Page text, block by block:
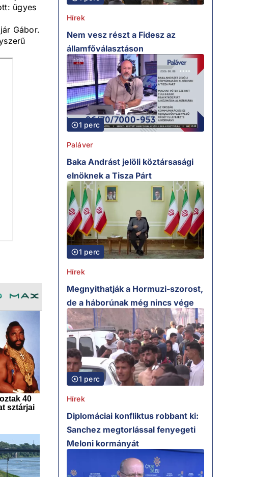
ügyes
Gábor.
Hírek
Nem vesz részt a Fidesz az
államfőválasztáson
1 perc
Paláver
Baka Andrást jelöli köztársasági
elnöknek a Tisza Párt
1 perc
Hírek
Megnyithatják a Hormuzi-szorost,
de a háborúnak még nincs vége
1 perc
Hírek
Diplomáciai konfliktus robbant ki:
Sanchez megtorlással fenyegeti
Meloni kormányát